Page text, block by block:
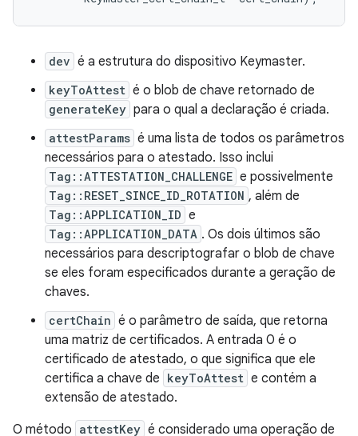
dev é a estrutura do dispositivo Keymaster.
keyToAttest é o blob de chave retornado de
generateKey para o qual a declaração é criada.
attestParams é uma lista de todos os parâmetros
necessários para o atestado. Isso inclui
Tag::ATTESTATION_CHALLENGE e possivelmente
Tag::RESET_SINCE_ID_ROTATION , além de
Tag::APPLICATION_ID e
Tag::APPLICATION_DATA . Os dois últimos são
necessários para descriptografar o blob de chave
se eles foram especificados durante a geração de
chaves.
certChain é o parâmetro de saída, que retorna
uma matriz de certificados. A entrada 0 é o
certificado de atestado, o que significa que ele
certifica a chave de keyToAttest e contém a
extensão de atestado.
O método attestKey é considerado uma operação de